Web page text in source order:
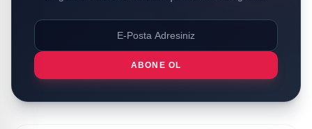
ABONE OL